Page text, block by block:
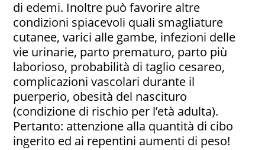
di edemi. Inoltre può favorire altre
condizioni spiacevoli quali smagliature
cutanee, varici alle gambe, infezioni delle
vie urinarie, parto prematuro, parto più
laborioso, probabilità di taglio cesareo,
complicazioni vascolari durante il
puerperio, obesità del nascituro
(condizione di rischio per l’età adulta).
Pertanto: attenzione alla quantità di cibo
ingerito ed ai repentini aumenti di peso!